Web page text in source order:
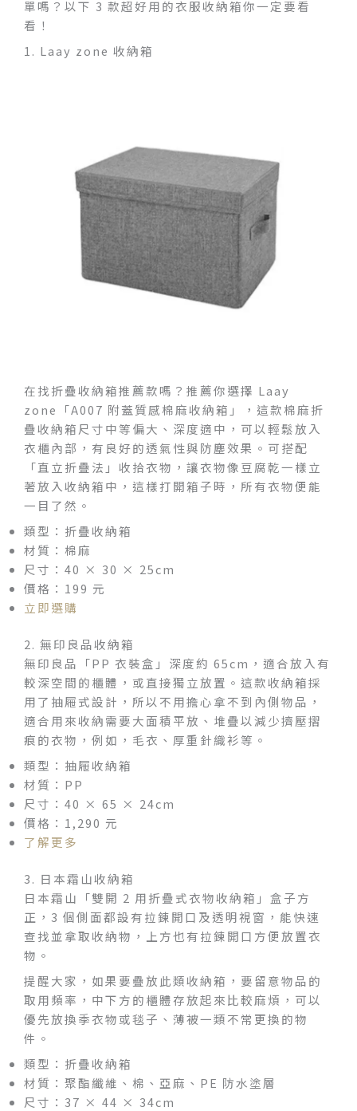
單嗎？以下 3 款超好用的衣服收納箱你一定要看
看！
1. Laay zone 收納箱
在找折疊收納箱推薦款嗎？推薦你選擇 Laay
zone「A007 附蓋質感棉麻收納箱」，這款棉麻折
疊收納箱尺寸中等偏大、深度適中，可以輕鬆放入
衣櫃內部，有良好的透氣性與防塵效果。可搭配
「直立折疊法」收拾衣物，讓衣物像豆腐乾一樣立
著放入收納箱中，這樣打開箱子時，所有衣物便能
一目了然。
類型：折疊收納箱
材質：棉麻
尺寸：40 × 30 × 25cm
價格：199 元
立即選購
2. 無印良品收納箱
無印良品「PP 衣裝盒」深度約 65cm，適合放入有
較深空間的櫃體，或直接獨立放置。這款收納箱採
用了抽屜式設計，所以不用擔心拿不到內側物品，
適合用來收納需要大面積平放、堆疊以減少擠壓摺
痕的衣物，例如，毛衣、厚重針織衫等。
類型：抽屜收納箱
材質：PP
尺寸：40 × 65 × 24cm
價格：1,290 元
了解更多
3. 日本霜山收納箱
日本霜山「雙開 2 用折疊式衣物收納箱」盒子方
正，3 個側面都設有拉鍊開口及透明視窗，能快速
查找並拿取收納物，上方也有拉鍊開口方便放置衣
物。
提醒大家，如果要疊放此類收納箱，要留意物品的
取用頻率，中下方的櫃體存放起來比較麻煩，可以
優先放換季衣物或毯子、薄被一類不常更換的物
件。
類型：折疊收納箱
材質：聚酯纖維、棉、亞麻、PE 防水塗層
尺寸：37 × 44 × 34cm